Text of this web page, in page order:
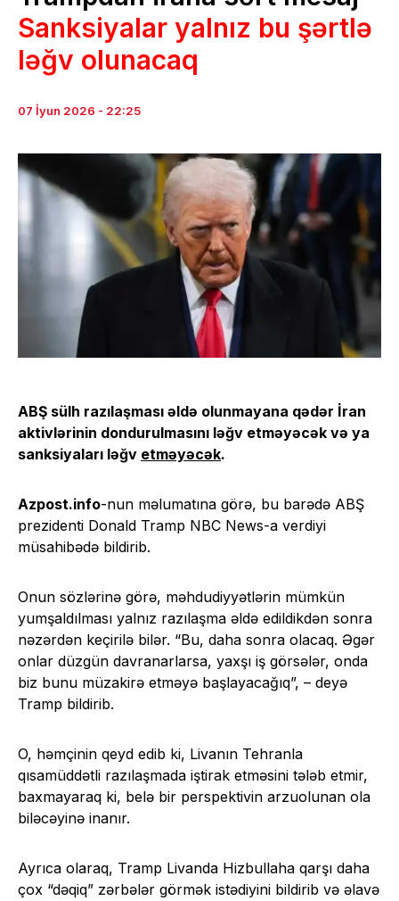
Sanksiyalar yalnız bu şərtlə
ləğv olunacaq
07 İyun 2026 - 22:25
ABŞ sülh razılaşması əldə olunmayana qədər İran
aktivlərinin dondurulmasını ləğv etməyəcək və ya
sanksiyaları ləğv etməyəcək.
Azpost.info-nun məlumatına görə, bu barədə ABŞ
prezidenti Donald Tramp NBC News-a verdiyi
müsahibədə bildirib.
Onun sözlərinə görə, məhdudiyyətlərin mümkün
yumşaldılması yalnız razılaşma əldə edildikdən sonra
nəzərdən keçirilə bilər. “Bu, daha sonra olacaq. Əgər
onlar düzgün davranarlarsa, yaxşı iş görsələr, onda
biz bunu müzakirə etməyə başlayacağıq”, – deyə
Tramp bildirib.
O, həmçinin qeyd edib ki, Livanın Tehranla
qısamüddətli razılaşmada iştirak etməsini tələb etmir,
baxmayaraq ki, belə bir perspektivin arzuolunan ola
biləcəyinə inanır.
Ayrıca olaraq, Tramp Livanda Hizbullaha qarşı daha
çox “dəqiq” zərbələr görmək istədiyini bildirib və əlavə